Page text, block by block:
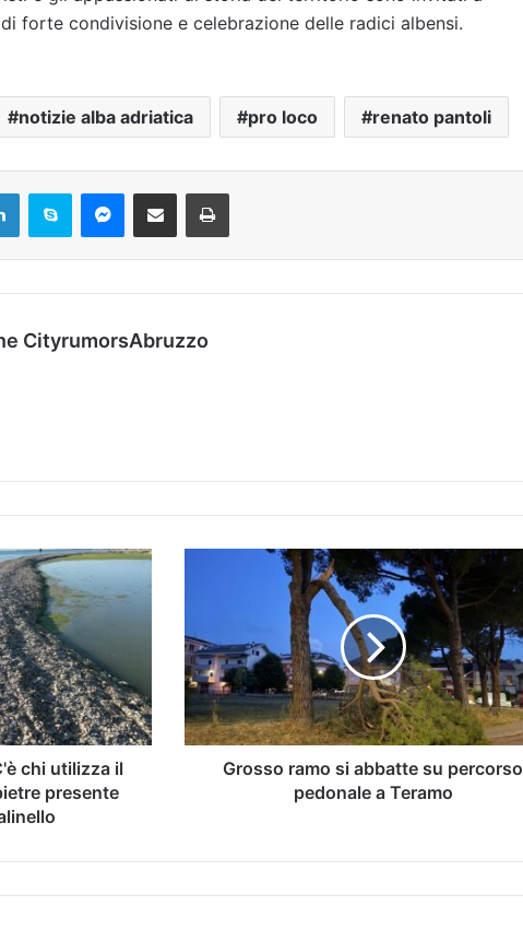
forte condivisione e celebrazione delle radici albensi.
notizie alba adriatica pro loco renato pantoli
CityrumorsAbruzzo
chi utilizza il
presente
Grosso ramo si abbatte su percorso
pedonale a Teramo